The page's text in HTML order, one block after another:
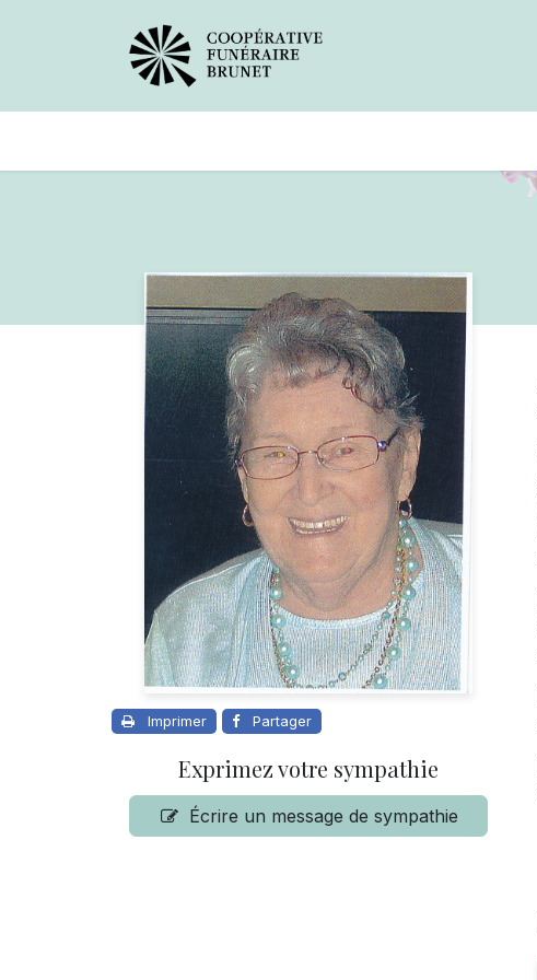
Imprimer Partager
Exprimez votre sympathie
Écrire un message de sympathie